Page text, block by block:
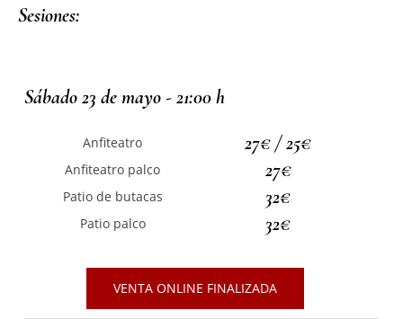
Sesiones:
Sábado 23 de mayo - 21:00 h
Anfiteatro 27€ / 25€
Anfiteatro palco 27€
Patio de butacas 32€
Patio palco 32€
VENTA ONLINE FINALIZADA